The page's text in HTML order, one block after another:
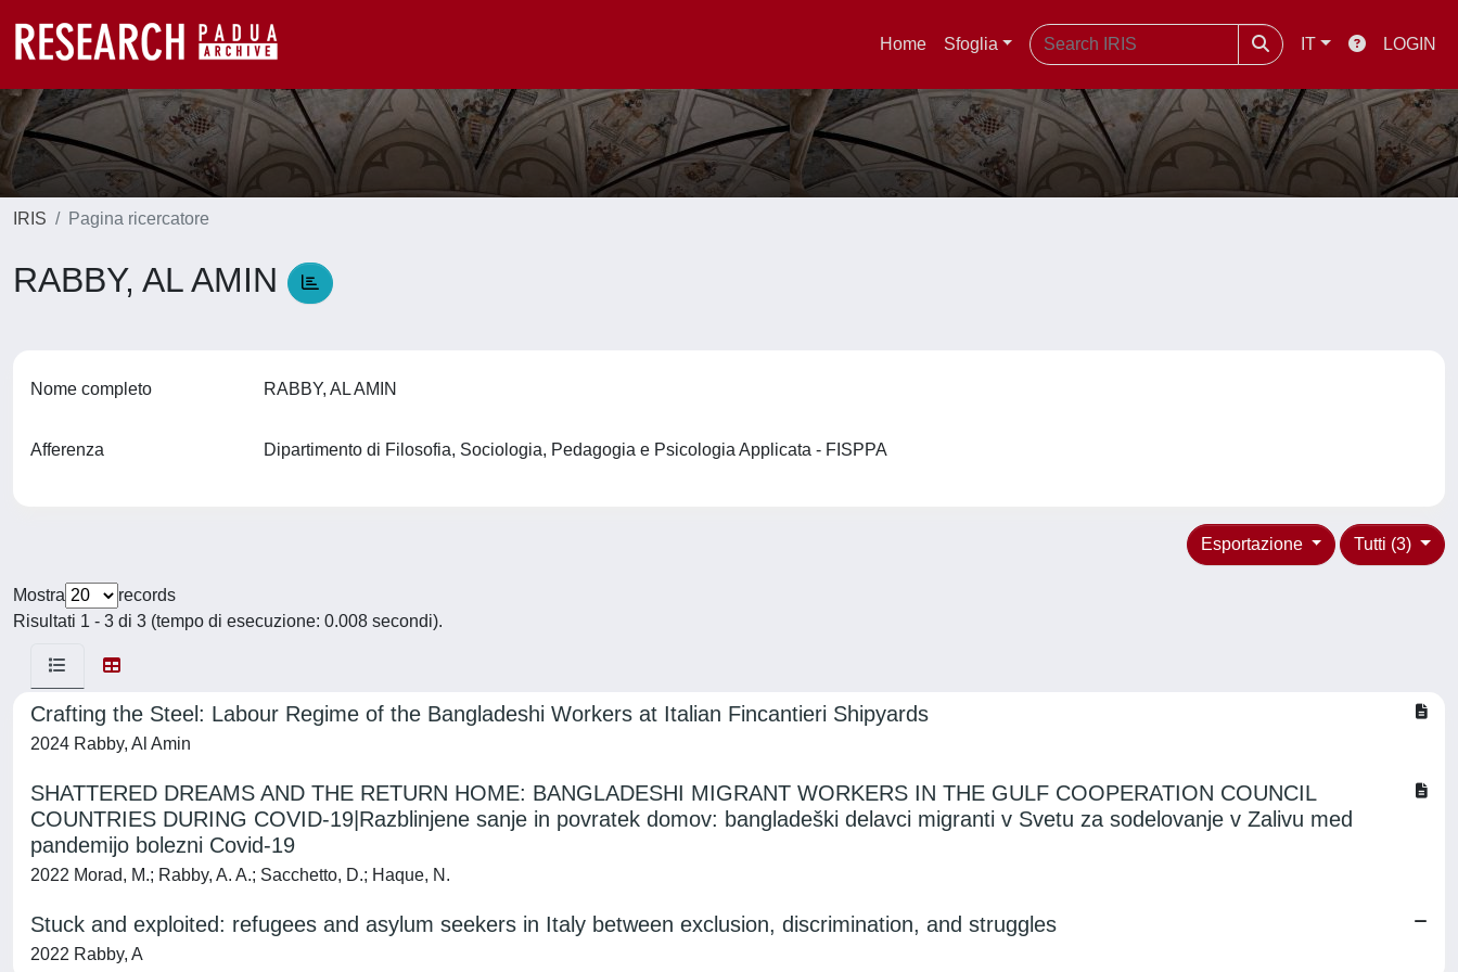
Home Sfoglia IT LOGIN
IRIS Pagina ricercatore
RABBY, AL AMIN
Nome completo RABBY, AL AMIN
Afferenza Dipartimento di Filosofia, Sociologia, Pedagogia e Psicologia Applicata - FISPPA
Tutti (3)
Esportazione
Mostra
records
Risultati 1 - 3 di 3 (tempo di esecuzione: 0.008 secondi).
Crafting the Steel: Labour Regime of the Bangladeshi Workers at Italian Fincantieri Shipyards
2024 Rabby, Al Amin
SHATTERED DREAMS AND THE RETURN HOME: BANGLADESHI MIGRANT WORKERS IN THE GULF COOPERATION COUNCIL
COUNTRIES DURING COVID-19|Razblinjene sanje in povratek domov: bangladeški delavci migranti v Svetu za sodelovanje v Zalivu med
pandemijo bolezni Covid-19
2022 Morad, M.; Rabby, A. A.; Sacchetto, D.; Haque, N.
Stuck and exploited: refugees and asylum seekers in Italy between exclusion, discrimination, and struggles
2022 Rabby, A